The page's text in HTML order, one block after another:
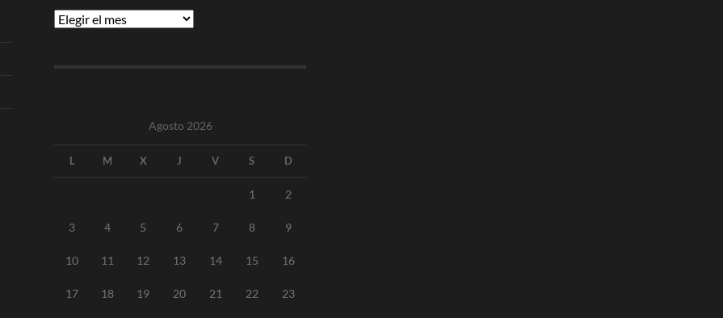
Archivos
Agosto 2026
L M X J V S D
1 2
3 4 5 6 7 8 9
10 11 12 13 14 15 16
17 18 19 20 21 22 23